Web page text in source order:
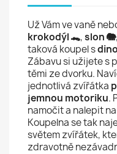
Už Vám ve vaně
krokodýl 🐊,slon 🐘,
taková koupel s
Zábavu si užijete s
těmi ze dvorku.
jednotlivá zvířátka
jemnou motoriku.
namočit a nalepit
Koupelna se tak
světem zvířátek,
zdravotně